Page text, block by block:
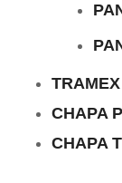
CHAPA
CHAPA